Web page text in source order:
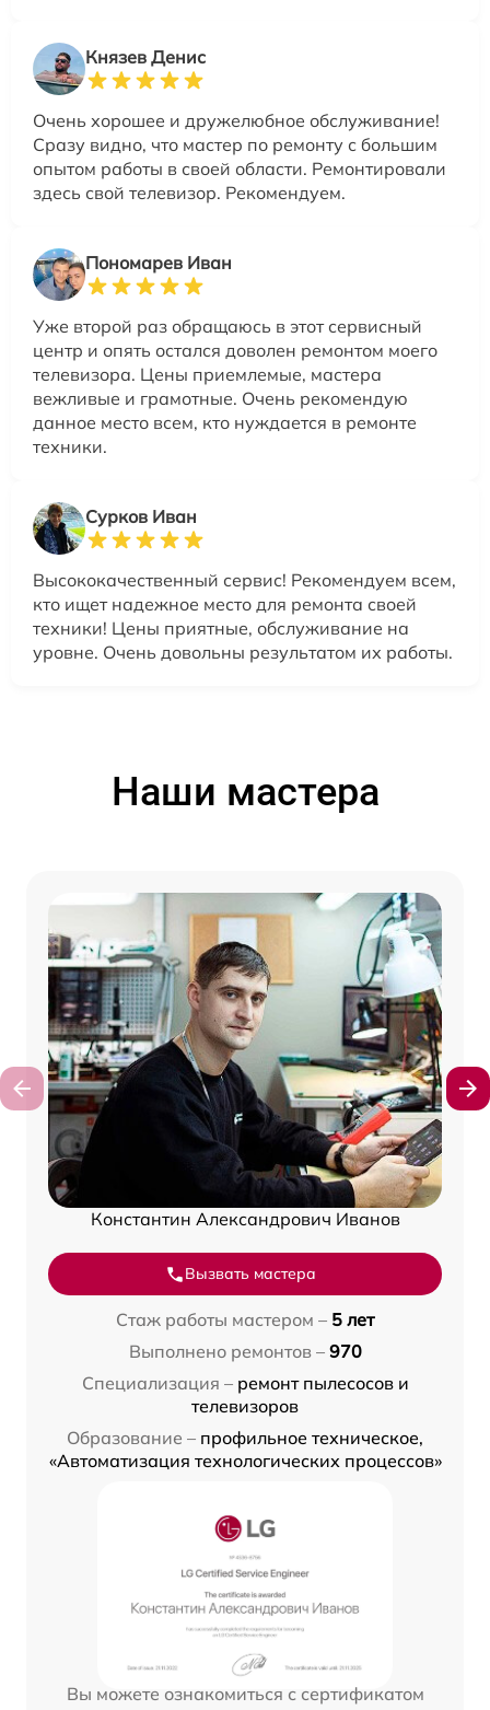
Князев Денис
Очень хорошее и дружелюбное обслуживание!
Сразу видно, что мастер по ремонту с большим
опытом работы в своей области. Ремонтировали
здесь свой телевизор. Рекомендуем.
Пономарев Иван
Уже второй раз обращаюсь в этот сервисный
центр и опять остался доволен ремонтом моего
телевизора. Цены приемлемые, мастера
вежливые и грамотные. Очень рекомендую
данное место всем, кто нуждается в ремонте
техники.
Сурков Иван
Высококачественный сервис! Рекомендуем всем,
кто ищет надежное место для ремонта своей
техники! Цены приятные, обслуживание на
уровне. Очень довольны результатом их работы.
Наши мастера
Константин Александрович Иванов
Вызвать мастера
Стаж работы мастером – 5 лет
Выполнено ремонтов – 970
Специализация – ремонт пылесосов и
телевизоров
Образование – профильное техническое,
«Автоматизация технологических процессов»
Вы можете ознакомиться с сертификатом